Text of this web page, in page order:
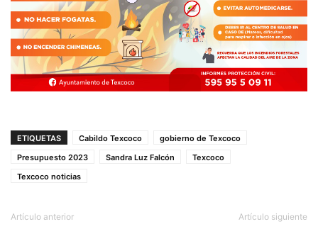
ETIQUETAS Cabildo Texcoco
gobierno de Texcoco
Presupuesto 2023
Sandra Luz Falcón
Texcoco
Texcoco noticias
Artículo anterior Artículo siguiente